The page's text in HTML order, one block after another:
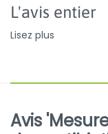
L'avis entier
Lisez plus
Avis